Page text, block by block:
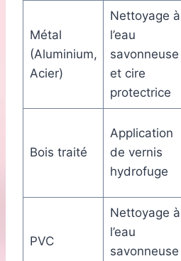
Métal
(Aluminium,
Acier)
Nettoyage à
l’eau
savonneuse
et cire
protectrice
Bois traité
Application
de vernis
hydrofuge
PVC
Nettoyage à
l’eau
savonneuse